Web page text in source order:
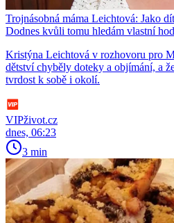
Trojnásobná máma Leichtová: Jako
Dodnes kvůli tomu hledám vlastní
Kristýna Leichtová v rozhovoru pro
dětství chyběly doteky a objímání, a
tvrdost k sobě i okolí.
VIPživot.cz
dnes, 06:23
3 min